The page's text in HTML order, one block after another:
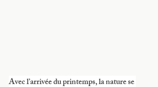
Avec l’arrivée du printemps, la nature se